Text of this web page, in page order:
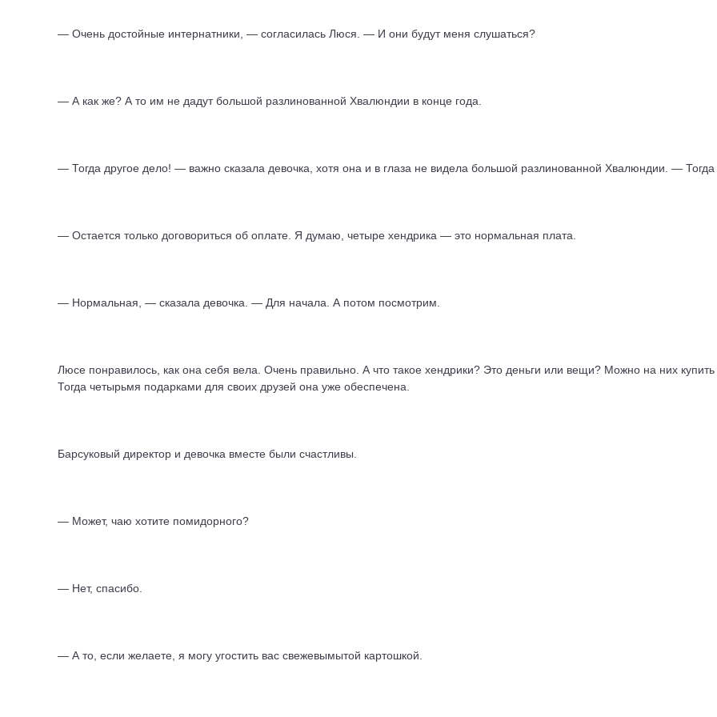
— Очень достойные интернатники, — согласилась Люся. — И они будут меня слушаться?
— А как же? А то им не дадут большой разлинованной Хвалюндии в конце года.
— Тогда другое дело! — важно сказала девочка, хотя она и в глаза не видела большой разлинованной Хвалюндии. — Тогда
— Остается только договориться об оплате. Я думаю, четыре хендрика — это нормальная плата.
— Нормальная, — сказала девочка. — Для начала. А потом посмотрим.
Люсе понравилось, как она себя вела. Очень правильно. А что такое хендрики? Это деньги или вещи? Можно на них
Тогда четырьмя подарками для своих друзей она уже обеспечена.
Барсуковый директор и девочка вместе были счастливы.
— Может, чаю хотите помидорного?
— Нет, спасибо.
— А то, если желаете, я могу угостить вас свежевымытой картошкой.